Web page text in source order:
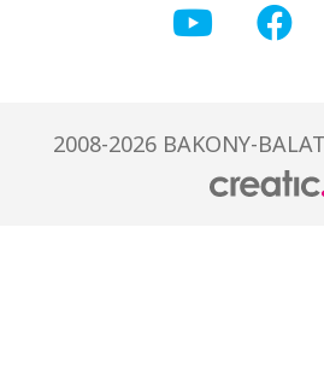
2008-2026 BAKONY-